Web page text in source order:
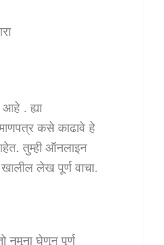
आहे . ह्या
कसे काढावे हे
तुम्ही ऑनलाइन
लेख पूर्ण वाचा.
नमूना घेणून पूर्ण